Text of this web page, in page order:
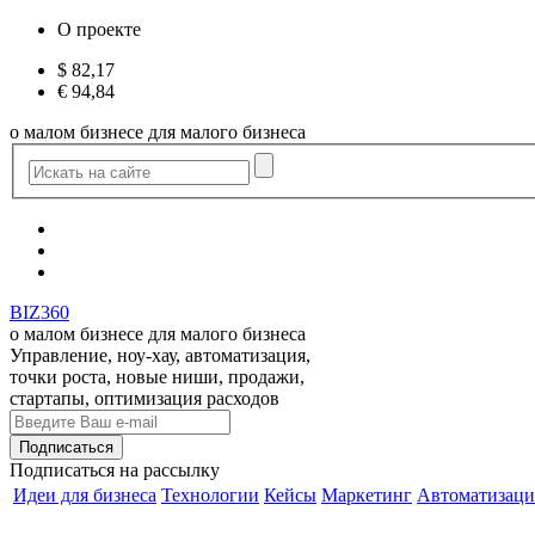
О проекте
$ 82,17
€ 94,84
о малом бизнесе для малого бизнеса
BIZ360
о малом бизнесе для малого бизнеса
Управление, ноу-хау, автоматизация,
точки роста, новые ниши, продажи,
стартапы, оптимизация расходов
Подписаться на рассылку
Идеи для бизнеса Технологии Кейсы Маркетинг